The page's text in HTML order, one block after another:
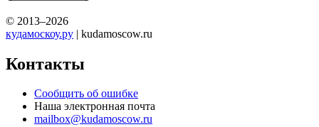
© 2013–2026
кудамоскоу.ру | kudamoscow.ru
Контакты
Сообщить об ошибке
Наша электронная почта
mailbox@kudamoscow.ru